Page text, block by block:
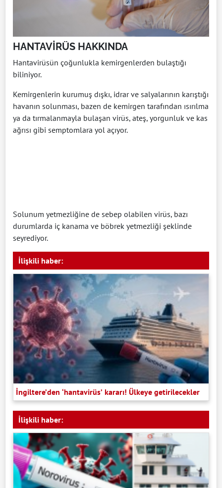
HANTAVİRÜS HAKKINDA
Hantavirüsün çoğunlukla kemirgenlerden bulaştığı
biliniyor.
Kemirgenlerin kurumuş dışkı, idrar ve salyalarının karıştığı
havanın solunması, bazen de kemirgen tarafından ısırılma
ya da tırmalanmayla bulaşan virüs, ateş, yorgunluk ve kas
ağrısı gibi semptomlara yol açıyor.
Solunum yetmezliğine de sebep olabilen virüs, bazı
durumlarda iç kanama ve böbrek yetmezliği şeklinde
seyrediyor.
İlişkili haber:
İngiltere’den ‘hantavirüs’ kararı! Ülkeye getirilecekler
İlişkili haber: